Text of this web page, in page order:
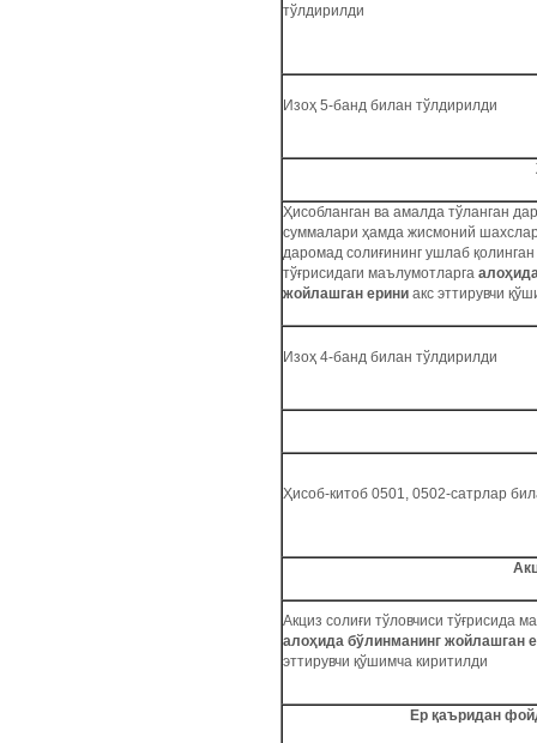
тўлдирилди
Изоҳ 5-банд билан тўлдирилди
Ҳисобланган ва амалда тўланган
суммалари ҳамда жисмоний
даромад солиғининг ушлаб
тўғрисидаги маълумотларга
жойлашган ерини акс эттирувчи
Изоҳ 4-банд билан тўлдирилди
Ҳисоб-китоб 0501, 0502-сатрлар
Акциз солиғи тўловчиси тўғрисида
алоҳида бўлинманинг жойлашган
эттирувчи қўшимча киритилди
Ер қаъридан